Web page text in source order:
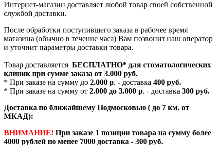
Интернет-магазин доставляет любой товар своей собственной
службой доставки.
После обработки поступившего заказа в рабочее время
магазина (обычно в течение часа) Вам позвонит наш оператор
и уточнит параметры доставки товара.
Товар доставляется БЕСПЛАТНО* для стоматологических
клиник при сумме заказа от 3.000 руб.
* При заказе на сумму до 2.000 р. - доставка 400 руб.
* При заказе на сумму от 2.000 до 3.000 р. - доставка 300 руб.
Доставка по ближайшему Подмосковью ( до 7 км. от
МКАД):
ВНИМАНИЕ! При заказе 1 позиции товара на сумму более
4000 рублей но менее 7000 доставка - 300 руб.